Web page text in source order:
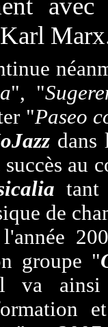
", "
"Paseo
dans
au
tant
de
groupe "
va